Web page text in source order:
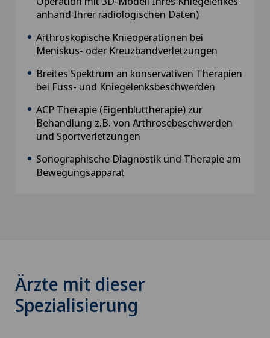
anhand Ihrer radiologischen Daten)
Arthroskopische Knieoperationen bei
Meniskus- oder Kreuzbandverletzungen
Breites Spektrum an konservativen Therapien
bei Fuss- und Kniegelenksbeschwerden
ACP Therapie (Eigenbluttherapie) zur
Behandlung z.B. von Arthrosebeschwerden
und Sportverletzungen
Sonographische Diagnostik und Therapie am
Bewegungsapparat
Ärzte mit dieser
Spezialisierung